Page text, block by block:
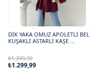
DİK YAKA OMUZ APOLETLİ BEL
KUŞAKLI ASTARLI KAŞE ...
₺1.399,99
₺1.299,99